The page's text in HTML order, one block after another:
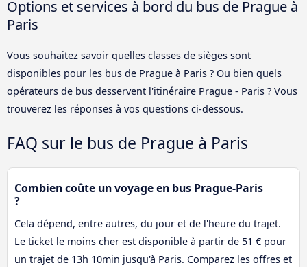
Options et services à bord du bus de Prague à
Paris
Vous souhaitez savoir quelles classes de sièges sont
disponibles pour les bus de Prague à Paris ? Ou bien quels
opérateurs de bus desservent l'itinéraire Prague - Paris ? Vous
trouverez les réponses à vos questions ci-dessous.
FAQ sur le bus de Prague à Paris
Combien coûte un voyage en bus Prague-Paris
?
Cela dépend, entre autres, du jour et de l'heure du trajet.
Le ticket le moins cher est disponible à partir de 51 € pour
un trajet de 13h 10min jusqu'à Paris. Comparez les offres et